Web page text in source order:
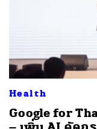
Health
Google for